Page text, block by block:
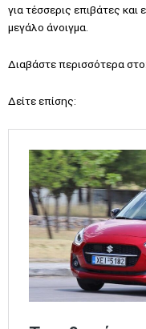
για τέσσερις επιβάτες και
μεγάλο άνοιγμα.
Διαβάστε περισσότερα στο:
Δείτε επίσης: